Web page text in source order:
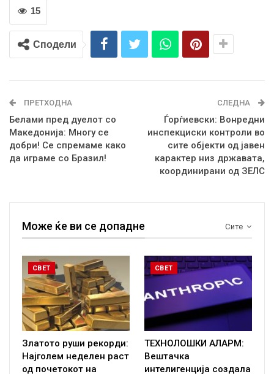
15
Сподели
ПРЕТХОДНА
Белами пред дуелот со
Македонија: Многу се
добри! Се спремаме како
да играме со Бразил!
СЛЕДНА
Ѓорѓиевски: Вонредни
инспекциски контроли во
сите објекти од јавен
карактер низ државата,
координирани од ЗЕЛС
Сите
Може ќе ви се допадне
СВЕТ
Златото руши рекорди:
Најголем неделен раст
од почетокот на
СВЕТ
ТЕХНОЛОШКИ АЛАРМ:
Вештачка
интелигенција создала